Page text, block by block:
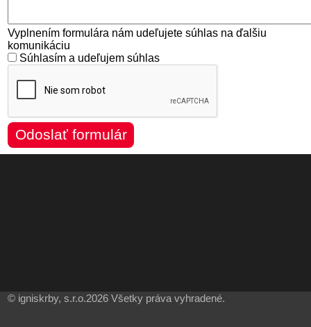
Vyplnením formulára nám udeľujete súhlas na ďalšiu
komunikáciu
Súhlasím a udeľujem súhlas
© igniskrby, s.r.o.2026 Všetky práva vyhradené.